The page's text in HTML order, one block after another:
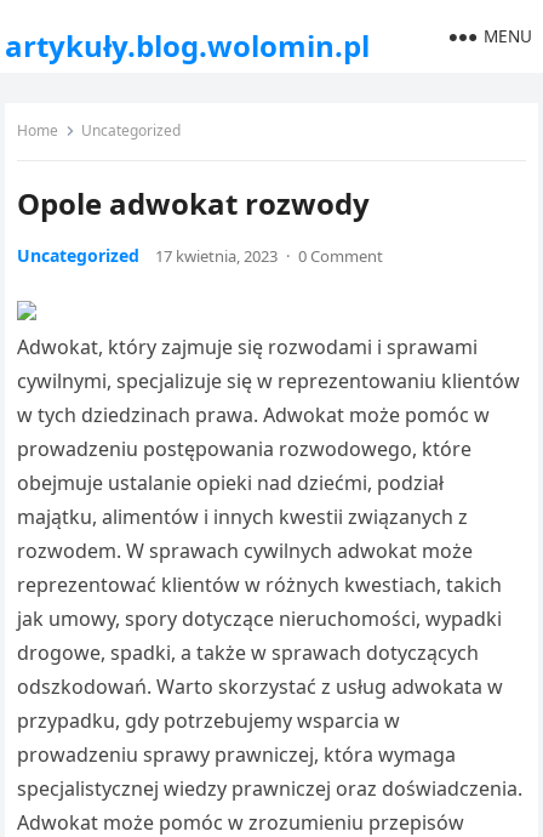
artykuły.blog.wolomin.pl MENU
Home Uncategorized
Opole adwokat rozwody
Uncategorized 17 kwietnia, 2023 · 0 Comment
Adwokat, który zajmuje się rozwodami i sprawami
cywilnymi, specjalizuje się w reprezentowaniu klientów
w tych dziedzinach prawa. Adwokat może pomóc w
prowadzeniu postępowania rozwodowego, które
obejmuje ustalanie opieki nad dziećmi, podział
majątku, alimentów i innych kwestii związanych z
rozwodem. W sprawach cywilnych adwokat może
reprezentować klientów w różnych kwestiach, takich
jak umowy, spory dotyczące nieruchomości, wypadki
drogowe, spadki, a także w sprawach dotyczących
odszkodowań. Warto skorzystać z usług adwokata w
przypadku, gdy potrzebujemy wsparcia w
prowadzeniu sprawy prawniczej, która wymaga
specjalistycznej wiedzy prawniczej oraz doświadczenia.
Adwokat może pomóc w zrozumieniu przepisów